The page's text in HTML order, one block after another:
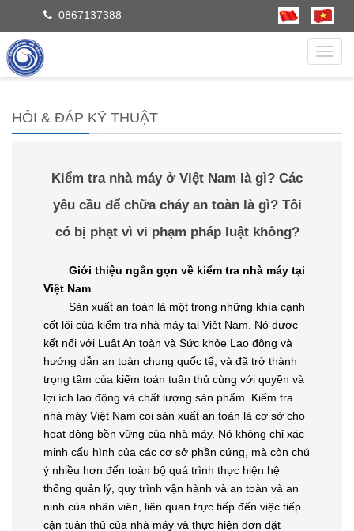
0867137388
dẫn
HỎI & ĐÁP KỸ THUẬT
Kiểm tra nhà máy ở Việt Nam là gì? Các
yêu cầu để chữa cháy an toàn là gì? Tôi
có bị phạt vì vi phạm pháp luật không?
Giới thiệu ngắn gọn về kiểm tra nhà máy tại
Việt Nam
Sản xuất an toàn là một trong những khía cạnh
cốt lõi của kiểm tra nhà máy tại Việt Nam. Nó được
kết nối với Luật An toàn và Sức khỏe Lao động và
hướng dẫn an toàn chung quốc tế, và đã trở thành
trọng tâm của kiểm toán tuân thủ cùng với quyền và
lợi ích lao động và chất lượng sản phẩm. Kiểm tra
nhà máy Việt Nam coi sản xuất an toàn là cơ sở cho
hoạt động bền vững của nhà máy. Nó không chỉ xác
minh cấu hình của các cơ sở phần cứng, mà còn chú
ý nhiều hơn đến toàn bộ quá trình thực hiện hệ
thống quản lý, quy trình vận hành và an toàn và an
ninh của nhân viên, liên quan trực tiếp đến việc tiếp
cận tuân thủ của nhà máy và thực hiện đơn đặt